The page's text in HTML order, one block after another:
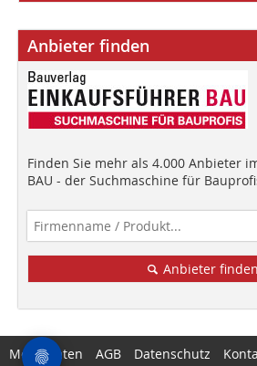
Anbieter finden
Finden Sie mehr als 4.000 Anbieter im
BAU - der Suchmaschine für
Anbieter
Mediadaten AGB Datenschutz